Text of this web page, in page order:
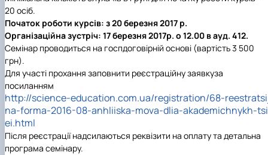
20 осіб.
Початок роботи курсів: з 20 березня 2017 р.
Організаційна зустріч: 17 березня 2017р. о 12.00 в ауд. 412.
Семінар проводиться на госпдоговірній основі (вартість 3 500
грн).
Для участі прохання заповнити реєстраційну заявкуза
посиланням
http://science-education.com.ua/registration/68-
na-forma-2016-08-anhliiska-mova-dlia-akademichnykh-
ei.html
Після реєстрації надсилаються реквізити на оплату та детальна
програма семінару.